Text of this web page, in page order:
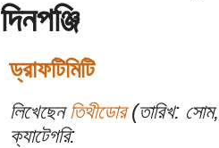
দিনপঞ্জি
ড্রাফটিমিটি
লিখেছেন তিথীডোর(তারিখ:
ক্যাটেগরি: